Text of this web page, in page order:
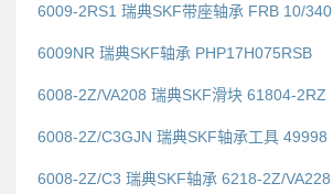
6009-2RS1 瑞典SKF带座轴承 FRB 10/340
6009NR 瑞典SKF轴承 PHP17H075RSB
6008-2Z/VA208 瑞典SKF滑块 61804-2RZ
6008-2Z/C3GJN 瑞典SKF轴承工具 49998
6008-2Z/C3 瑞典SKF轴承 6218-2Z/VA228